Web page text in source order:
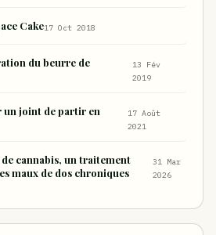
Cake17 Oct 2018
du beurre de
13 Fév
2019
un joint de partir en
17 Août
2021
cannabis, un traitement
maux de dos chroniques
31 Mar
2026